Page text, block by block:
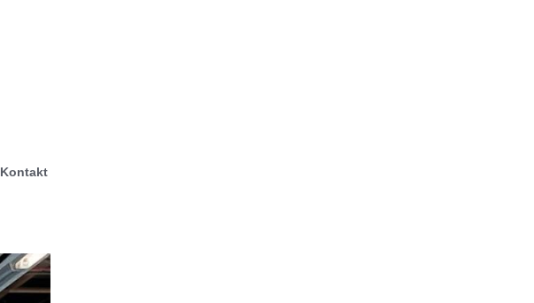
Kontakt